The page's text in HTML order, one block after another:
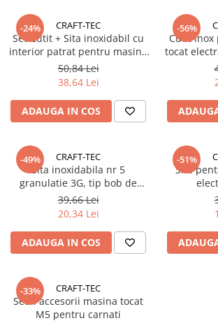
-24% CRAFT-TEC
Set Cutit + Sita inoxidabil cu
interior patrat pentru masina
electrica de tocat carne nr. 5
50,84 Lei
38,64 Lei
ADAUGA IN COS
-56%
Cutit inox
tocat
-49% CRAFT-TEC
Sita inoxidabila nr 5
granulatie 3G, tip bob de
fasole, diametru 54 mm,
grosime 4 mm, pentru masina
electrica de tocat carne
39,66 Lei
20,34 Lei
ADAUGA IN COS
-51%
Sita
-33% CRAFT-TEC
Set 4 accesorii masina tocat
M5 pentru carnati